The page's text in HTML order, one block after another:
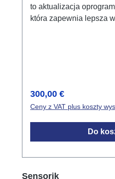
to aktualizacja
która zapewnia lepsza
interfejs uzytkownika
doswiadczenia
kompatybilnosc ze
1998 roku Rozszerzone
Aktualizacja
Cena regularna:
300,00 €
Ceny z VAT plus koszty
Do
Pomiń galerię produktów
Sensorik